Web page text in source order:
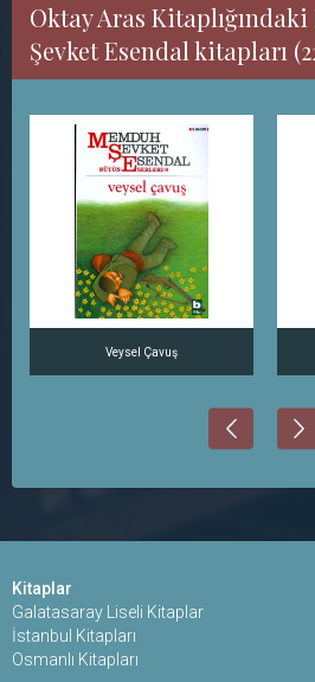
Oktay Aras
Şevket Esendal kitapları
Veysel Çavuş
Kitaplar
Galatasaray Liseli Kitaplar
İstanbul Kitapları
Osmanlı Kitapları